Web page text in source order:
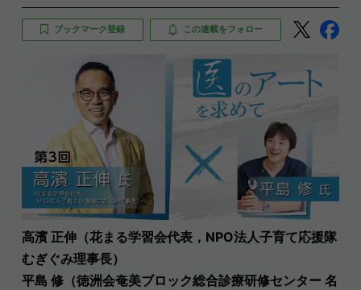
ブックマーク登録 この連載をフォロー
高濱 正伸（花まる学習会代表，NPO法人子育て応援隊
むぎぐみ理事長）
平島 修（徳洲会奄美ブロック総合診療研修センター 名